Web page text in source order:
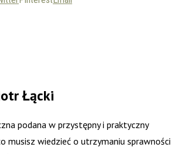
Łącki
podana w przystępny i praktyczny
musisz wiedzieć o utrzymaniu sprawności